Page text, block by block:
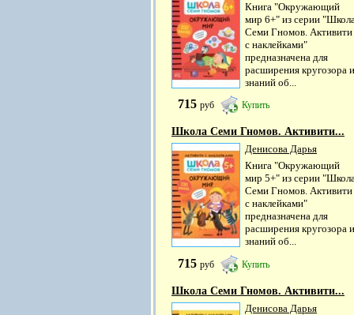
Книга "Окружающий
мир 6+" из серии
Семи Гномов. Активити
с наклейками"
предназначена для
расширения кругозора и
знаний об...
715 руб Купить
Школа Семи Гномов. Активити...
Денисова Дарья
Книга "Окружающий
мир 5+" из серии
Семи Гномов. Активити
с наклейками"
предназначена для
расширения кругозора и
знаний об...
715 руб Купить
Школа Семи Гномов. Активити...
Денисова Дарья